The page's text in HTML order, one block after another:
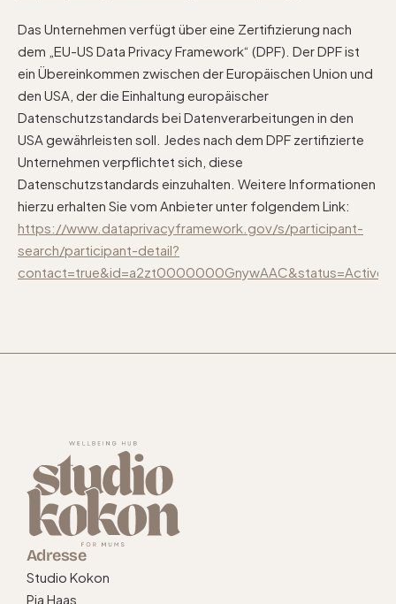
Das Unternehmen verfügt über eine Zertifizierung nach
dem „EU-US Data Privacy Framework“ (DPF). Der DPF ist
ein Übereinkommen zwischen der Europäischen Union und
den USA, der die Einhaltung europäischer
Datenschutzstandards bei Datenverarbeitungen in den
USA gewährleisten soll. Jedes nach dem DPF zertifizierte
Unternehmen verpflichtet sich, diese
Datenschutzstandards einzuhalten. Weitere Informationen
hierzu erhalten Sie vom Anbieter unter folgendem Link:
https://www.dataprivacyframework.gov/s/participant-
search/participant-detail?
contact=true&id=a2zt0000000GnywAAC&status=Active
Adresse
Studio Kokon
Pia Haas